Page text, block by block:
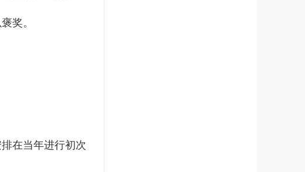
奖。
在当年进行初次